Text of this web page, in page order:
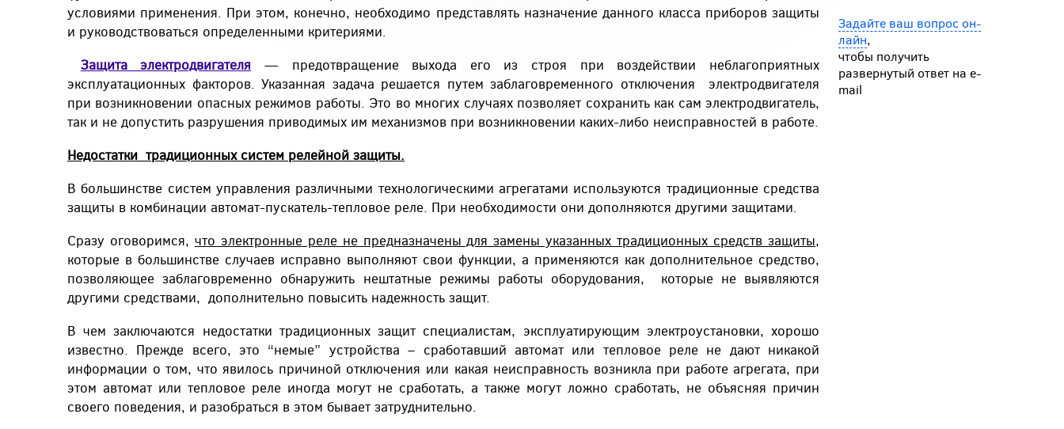
условиями применения. При этом, конечно, необходимо представлять назначение данного класса приборов защиты
и руководствоваться определенными критериями.
Защита электродвигателя — предотвращение выхода его из строя при воздействии неблагоприятных
эксплуатационных факторов. Указанная задача решается путем заблаговременного отключения электродвигателя
при возникновении опасных режимов работы. Это во многих случаях позволяет сохранить как сам электродвигатель,
так и не допустить разрушения приводимых им механизмов при возникновении каких-либо неисправностей в работе.
Недостатки традиционных систем релейной защиты.
В большинстве систем управления различными технологическими агрегатами используются традиционные средства
защиты в комбинации автомат-пускатель-тепловое реле. При необходимости они дополняются другими защитами.
Сразу оговоримся, что электронные реле не предназначены для замены указанных традиционных средств защиты,
которые в большинстве случаев исправно выполняют свои функции, а применяются как дополнительное средство,
позволяющее заблаговременно обнаружить нештатные режимы работы оборудования, которые не выявляются
другими средствами, дополнительно повысить надежность защит.
В чем заключаются недостатки традиционных защит специалистам, эксплуатирующим электроустановки, хорошо
известно. Прежде всего, это “немые” устройства – сработавший автомат или тепловое реле не дают никакой
информации о том, что явилось причиной отключения или какая неисправность возникла при работе агрегата, при
этом автомат или тепловое реле иногда могут не сработать, а также могут ложно сработать, не объясняя причин
своего поведения, и разобраться в этом бывает затруднительно.
Задайте ваш вопрос он-
лайн,
чтобы получить
развернутый ответ на e-
mail